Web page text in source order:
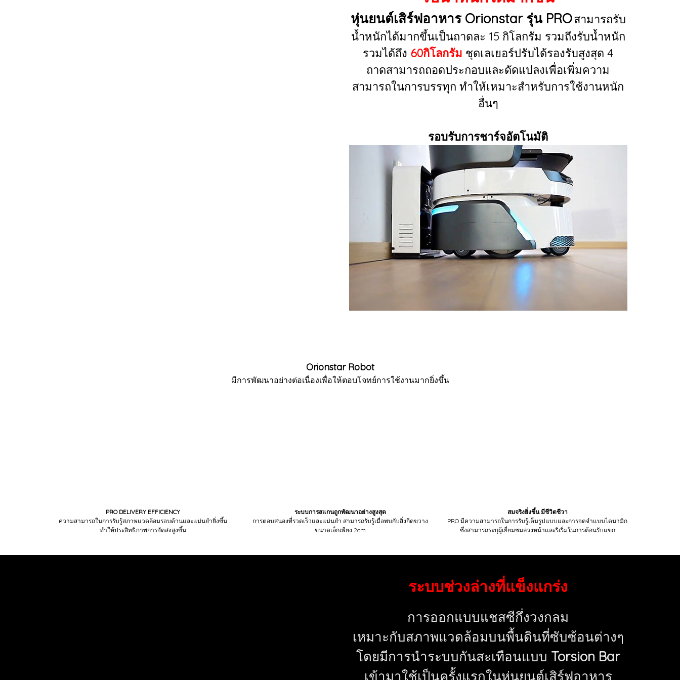
หุ่นยนต์เสิร์ฟอาหาร Orionstar รุ่น PROสามารถรับ
น้ำหนักได้มากขึ้นเป็นถาดละ 15 กิโลกรัม รวมถึงรับน้ำหนัก
รวมได้ถึง 60กิโลกรัม ชุดเลเยอร์ปรับได้รองรับสูงสุด 4
ถาดสามารถถอดประกอบและดัดแปลงเพื่อเพิ่มความ
สามารถในการบรรทุก ทำให้เหมาะสำหรับการใช้งานหนัก
อื่นๆ
รอบรับการชาร์จอัตโนมัติ
Orionstar Robot
มีการพัฒนาอย่างต่อเนื่องเพื่อให้ตอบโจทย์การใช้งานมากยิ่งขึ้น
PRO DELIVERY EFFICIENCY
ความสามารถในการรับรู้สภาพแวดล้อมรอบด้านและแม่นยำยิ่งขึ้น
ทำให้ประสิทธิภาพการจัดส่งสูงขึ้น
ระบบการสแกนถูกพัฒนาอย่างสูงสุด
การตอบสนองที่รวดเร็วและแม่นยำ สามารถรับรู้เมื่อพบกับสิ่งกีดขวาง
ขนาดเล็กเพียง 2cm
สมจริงยิ่งขึ้น มีชีวิตชีวา
PRO มีความสามารถในการรับรู้เต็มรูปแบบและการจดจำแบบไดนามิก
ซึ่งสามารถระบุผู้เยี่ยมชมล่วงหน้าและริเริ่มในการต้อนรับแขก
ระบบช่วงล่างที่แข็งแกร่ง
การออกแบบแชสซีกึ่งวงกลม
เหมาะกับสภาพแวดล้อมบนพื้นดินที่ซับซ้อนต่างๆ
โดยมีการนำระบบกันสะเทือนแบบ Torsion Bar